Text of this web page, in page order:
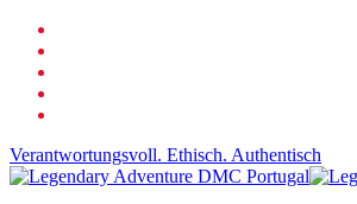
Zum
Hauptinhalt
springen
Verantwortungsvoll. Ethisch. Authentisch